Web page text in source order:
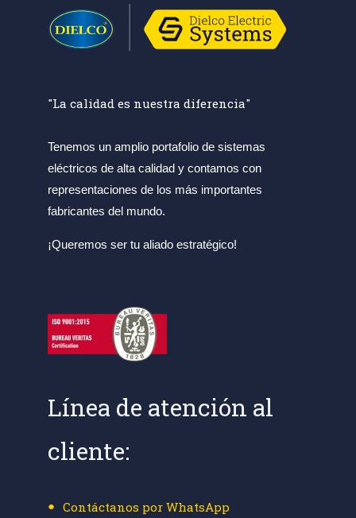
"La calidad es nuestra diferencia"
Tenemos un amplio portafolio de sistemas
eléctricos de alta calidad y contamos con
representaciones de los más importantes
fabricantes del mundo.
¡Queremos ser tu aliado estratégico!
Línea de atención al
cliente:
Contáctanos por WhatsApp